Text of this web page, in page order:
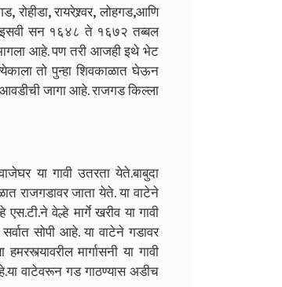
रोहीडा, रायरेश्र्वर, लोहगड,आणि
इसवी सन १६४८ ते १६७२ तब्बल
आहे. पण तरी आजही इथे भेट
तो पुन्हा शिवकाळात घेऊन
जागा आहे. राजगड किल्ला
या गावी उतरता येते.बाबुदा
राजगडावर जाता येते. या वाटेने
वेल्हे मार्गे खरीव या गावी
सोपी आहे. या वाटेने गडावर
मार्गासनी या गावी
वाटेवरून गड गाठण्यास अडीच